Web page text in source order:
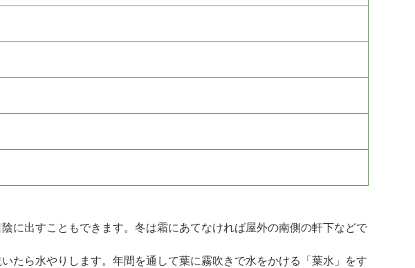
に出すこともできます。冬は霜にあてなければ屋外の南側の軒下などで
たら水やりします。年間を通して葉に霧吹きで水をかける「葉水」をす